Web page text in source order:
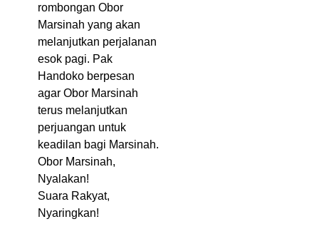
rombongan Obor
Marsinah yang akan
melanjutkan perjalanan
esok pagi. Pak
Handoko berpesan
agar Obor Marsinah
terus melanjutkan
perjuangan untuk
keadilan bagi Marsinah.
Obor Marsinah,
Nyalakan!
Suara Rakyat,
Nyaringkan!